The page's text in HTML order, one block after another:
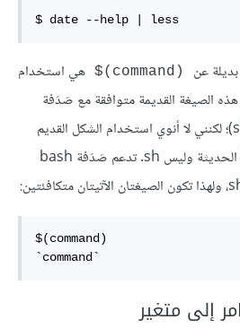
$ date --help | less
عن (‎$(command
هي استخدام
الصيغة القديمة متوافقة مع صَدَفة
Bourne Shell الأصلية (sh)؛ لكنني لا أنوي استخدام الشكل القديم
لأنني أشرح استخدام bash الحديثة وليس sh. تدعم صَدَفة bash
$(command)
`command`
إلى متغير